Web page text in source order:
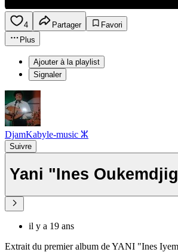
4 Partager
Favori
Plus
Ajouter à la playlist
Signaler
DjamKabyle-music ⵣ
Suivre
Yani "Ines
il y a 19 ans
Extrait du premier album de YANI "Ines